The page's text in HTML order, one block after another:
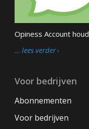
Opiness Account
… lees verder
Voor bedrijven
Abonnementen
Voor bedrijven